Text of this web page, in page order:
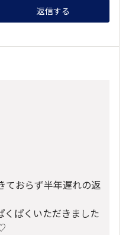
返信する
ておらず半年遅れの返
くぱくいただきました